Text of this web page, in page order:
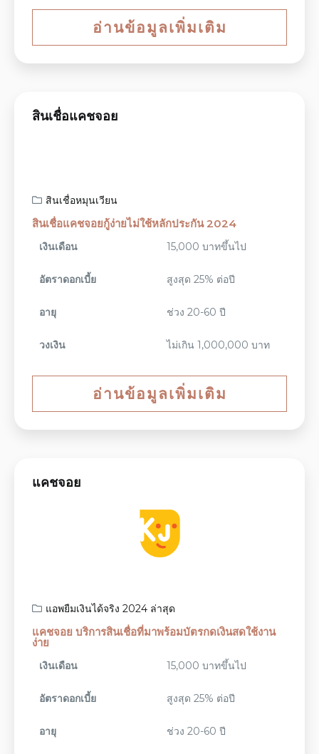
อ่านข้อมูลเพิ่มเติม
สินเชื่อแคชจอย
สินเชื่อหมุนเวียน
สินเชื่อแคชจอยกู้ง่ายไม่ใช้หลักประกัน 2024
เงินเดือน 15,000 บาทขึ้นไป
อัตราดอกเบี้ย สูงสุด 25% ต่อปี
อายุ ช่วง 20-60 ปี
วงเงิน ไม่เกิน 1,000,000 บาท
อ่านข้อมูลเพิ่มเติม
แคชจอย
แอพยืมเงินได้จริง 2024 ล่าสุด
แคชจอย บริการสินเชื่อที่มาพร้อมบัตรกดเงินสดใช้งาน
ง่าย
เงินเดือน 15,000 บาทขึ้นไป
อัตราดอกเบี้ย สูงสุด 25% ต่อปี
อายุ ช่วง 20-60 ปี